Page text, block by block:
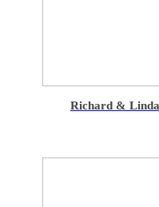
Richard &